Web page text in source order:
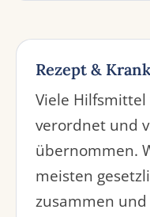
Rezept &
Viele
verordnet und
übernommen.
meisten
zusammen